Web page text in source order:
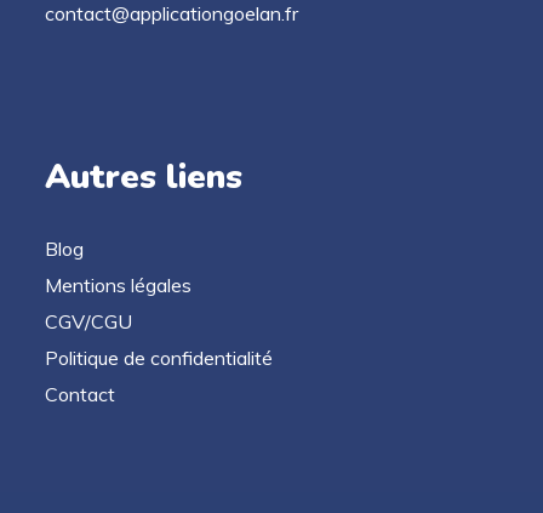
contact@applicationgoelan.fr
Autres liens
Blog
Mentions légales
CGV/CGU
Politique de confidentialité
Contact